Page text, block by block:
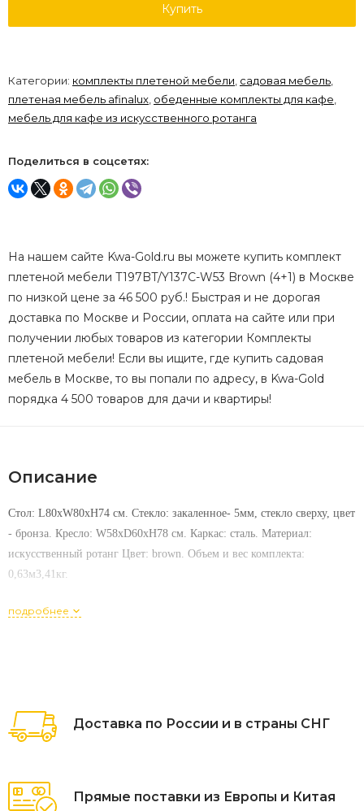
Купить
Категории: комплекты плетеной мебели садовая мебель
плетеная мебель afinalux обеденные комплекты для кафе
мебель для кафе из искусственного ротанга
Поделиться в соцсетях:
На нашем сайте Kwa-Gold.ru вы можете купить комплект
плетеной мебели T197BT/Y137C-W53 Brown (4+1) в Москве
по низкой цене за 46 500 руб.! Быстрая и не дорогая
доставка по Москве и России, оплата на сайте или при
получении любых товаров из категории Комплекты
плетеной мебели! Если вы ищите, где купить садовая
мебель в Москве, то вы попали по адресу, в Kwa-Gold
порядка 4 500 товаров для дачи и квартиры!
Описание
Стол: L80xW80xH74 см. Стекло: закаленное- 5мм, стекло сверху, цвет
- бронза. Кресло: W58xD60xH78 см. Каркас: сталь. Материал:
искусственный ротанг Цвет: brown. Объем и вес комплекта:
0,63м3,41кг.
подробнее
Доставка по России и в страны СНГ
Прямые поставки из Европы и Китая